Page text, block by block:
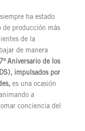
ha estado
producción más
de la
de manera
7º Aniversario de los
impulsados por
es una ocasión
a
conciencia del